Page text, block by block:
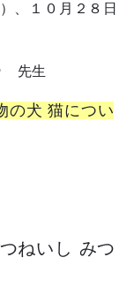
、１０月２８日
先生
の犬 猫につい
つねいし みつ